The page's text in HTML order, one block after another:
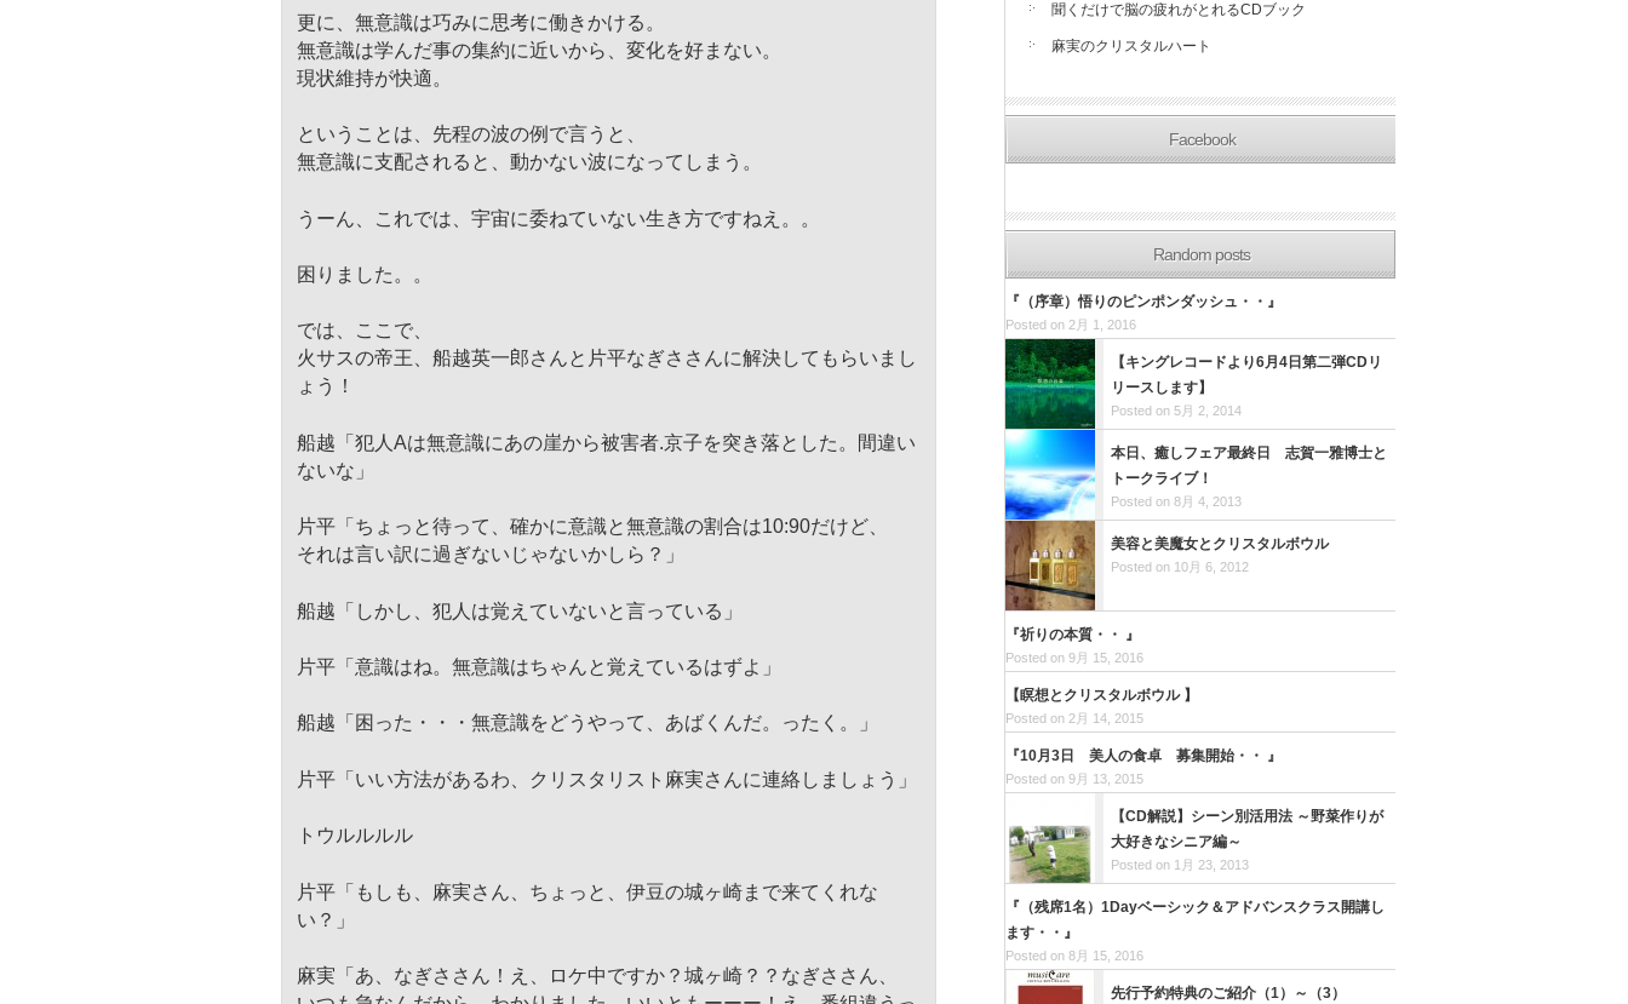
更に、無意識は巧みに思考に働きかける。
無意識は学んだ事の集約に近いから、変化を好まない。
現状維持が快適。
ということは、先程の波の例で言うと、
無意識に支配されると、動かない波になってしまう。
うーん、これでは、宇宙に委ねていない生き方ですねえ。。
困りました。。
では、ここで、
火サスの帝王、 船越英一郎さんと片平なぎささんに解決してもらいまし
ょう！
船越「犯人Aは無意識にあの崖から被害者.京子を突き落とした。
間違い
ないな」
片平「ちょっと待って、確かに意識と無意識の割合は10:90だけど、
それは言い訳に過ぎないじゃないかしら？」
船越「しかし、犯人は覚えていないと言っている」
片平「意識はね。無意識はちゃんと覚えているはずよ」
船越「困った・・・無意識をどうやって、あばくんだ。ったく。」
片平「いい方法があるわ、 クリスタリスト麻実さんに連絡しましょう」
トウルルルル
片平「もしも、麻実さん、ちょっと、 伊豆の城ヶ崎まで来てくれな
い？」
麻実「あ、なぎささん！え、ロケ中ですか？城ヶ崎？？ なぎささん、
聞くだけで脳の疲れがとれるCDブック
麻実のクリスタルハート
Facebook
Random posts
『（序章）悟りのピンポンダッシュ・・』
Posted on 2月 1, 2016
【キングレコードより6月4日第二弾CDリ
リースします】
Posted on 5月 2, 2014
本日、癒しフェア最終日 志賀一雅博士と
トークライブ！
Posted on 8月 4, 2013
美容と美魔女とクリスタルボウル
Posted on 10月 6, 2012
『祈りの本質・・ 』
Posted on 9月 15, 2016
【瞑想とクリスタルボウル 】
Posted on 2月 14, 2015
『10月3日 美人の食卓 募集開始・・ 』
Posted on 9月 13, 2015
【CD解説】シーン別活用法 ～野菜作りが
大好きなシニア編～
Posted on 1月 23, 2013
『（残席1名）1Dayベーシック＆アドバンスクラス開講し
ます・・』
Posted on 8月 15, 2016
先行予約特典のご紹介（1）～（3）